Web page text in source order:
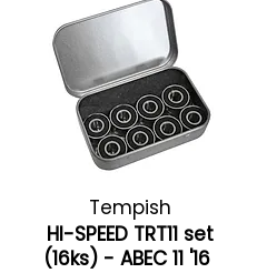
Tempish
HI-SPEED TRT11 set
(16ks) - ABEC 11 '16